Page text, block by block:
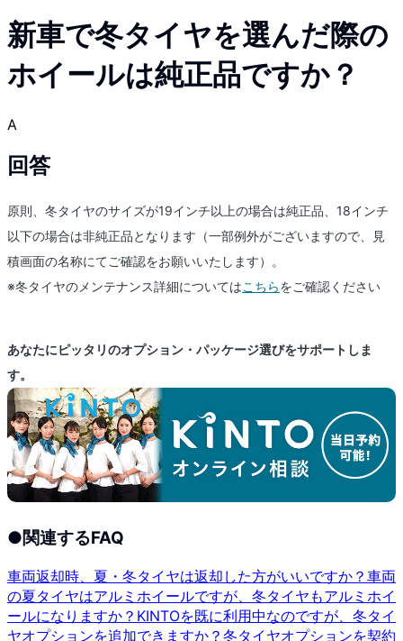
新車で冬タイヤを選んだ際の
ホイールは純正品ですか？
A
回答
原則、冬タイヤのサイズが19インチ以上の場合は純正品、18インチ
以下の場合は非純正品となります（一部例外がございますので、見
積画面の名称にてご確認をお願いいたします）。
※冬タイヤのメンテナンス詳細についてはこちらをご確認ください
あなたにピッタリのオプション・パッケージ選びをサポートしま
す。
●関連するFAQ
車両返却時、夏・冬タイヤは返却した方がいいですか？ 車両
の夏タイヤはアルミホイールですが、冬タイヤもアルミホイ
ールになりますか？ KINTOを既に利用中なのですが、冬タイ
ヤオプションを追加できますか？ 冬タイヤオプションを契約